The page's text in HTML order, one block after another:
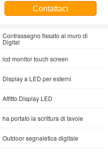
Contattaci
Contrassegno fissato al muro di
Digital
lcd monitor touch screen
Display a LED per esterni
Affitto Display LED
ha portato la scrittura di tavole
Outdoor segnaletica digitale